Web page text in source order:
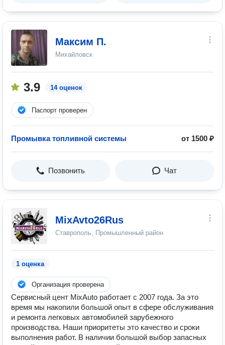
Максим П.
Михайловск
3.9 14 оценок
Паспорт проверен
Промывка топливной системы от 1500 ₽
Позвонить Чат
MixAvto26Rus
Ставрополь, Промышленный район
1 оценка
Организация проверена
Сервисный цент MixAuto работает с 2007 года. За это
время мы накопили большой опыт в сфере обслуживания
и ремонта легковых автомобилей зарубежного
производства. Наши приоритеты это качество и сроки
выполнения работ. В наличии большой выбор запасных